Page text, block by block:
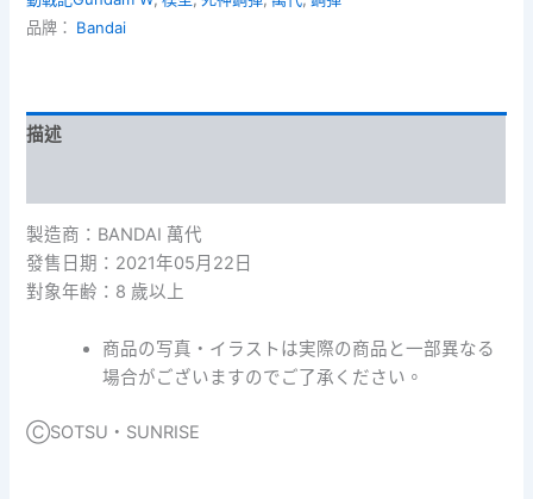
品牌： Bandai
描述
製造商：BANDAI 萬代
發售日期：2021年05月22日
對象年齢：8 歲以上
商品の写真・イラストは実際の商品と一部異なる
場合がございますのでご了承ください。
ⒸSOTSU・SUNRISE